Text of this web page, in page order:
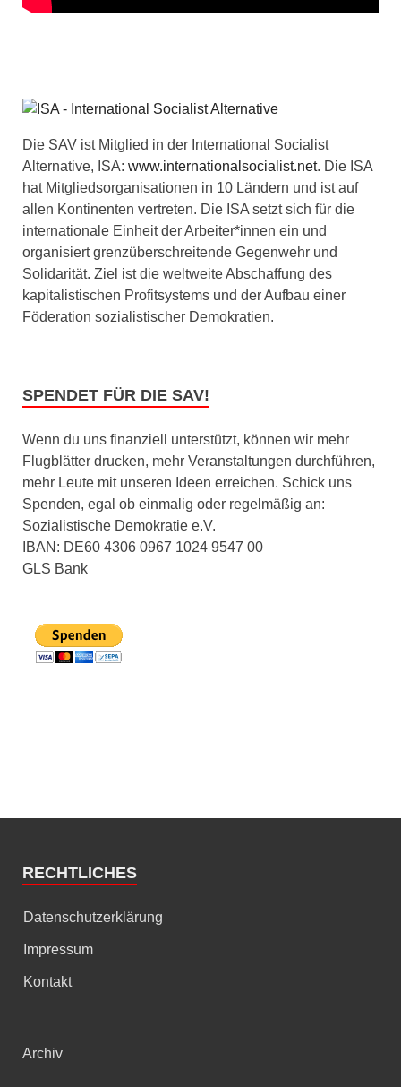
Die SAV ist Mitglied in der International Socialist
Alternative, ISA: www.internationalsocialist.net. Die ISA
hat Mitgliedsorganisationen in 10 Ländern und ist auf
allen Kontinenten vertreten. Die ISA setzt sich für die
internationale Einheit der Arbeiter*innen ein und
organisiert grenzüberschreitende Gegenwehr und
Solidarität. Ziel ist die weltweite Abschaffung des
kapitalistischen Profitsystems und der Aufbau einer
Föderation sozialistischer Demokratien.
SPENDET FÜR DIE SAV!
Wenn du uns finanziell unterstützt, können wir mehr
Flugblätter drucken, mehr Veranstaltungen durchführen,
mehr Leute mit unseren Ideen erreichen. Schick uns
Spenden, egal ob einmalig oder regelmäßig an:
Sozialistische Demokratie e.V.
IBAN: DE60 4306 0967 1024 9547 00
GLS Bank
RECHTLICHES
Datenschutzerklärung
Impressum
Kontakt
Archiv